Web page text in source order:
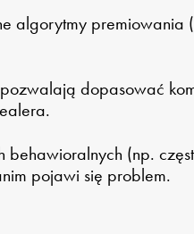
algorytmy
dopasować
behawioralnych (np.
pojawi się problem.